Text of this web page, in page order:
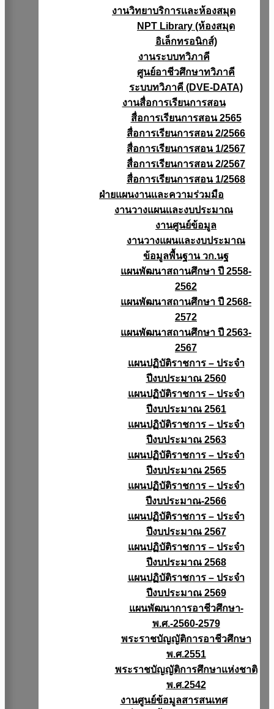
งานวิทยาบริการเเละห้องสมุด
NPT Library (ห้องสมุด
อิเล็กทรอนิกส์)
งานระบบทวิภาคี
ศูนย์อาชีวศึกษาทวิภาคี
ระบบทวิภาคี (DVE-DATA)
งานสื่อการเรียนการสอน
สื่อการเรียนการสอน 2565
สื่อการเรียนการสอน 2/2566
สื่อการเรียนการสอน 1/2567
สื่อการเรียนการสอน 2/2567
สื่อการเรียนการสอน 1/2568
ฝ่ายแผนงานเเละความร่วมมือ
งานวางแผนเเละงบประมาณ
งานศูนย์ข้อมูล
งานวางแผนและงบประมาณ
ข้อมูลพื้นฐาน วก.นฐ
แผนพัฒนาสถานศึกษา ปี 2558-
2562
แผนพัฒนาสถานศึกษา ปี 2568-
2572
แผนพัฒนาสถานศึกษา ปี 2563-
2567
แผนปฏิบัติราชการ – ประจำ
ปีงบประมาณ 2560
แผนปฏิบัติราชการ – ประจำ
ปีงบประมาณ 2561
แผนปฏิบัติราชการ – ประจำ
ปีงบประมาณ 2563
แผนปฏิบัติราชการ – ประจำ
ปีงบประมาณ 2565
แผนปฏิบัติราชการ – ประจำ
ปีงบประมาณ-2566
แผนปฏิบัติราชการ – ประจำ
ปีงบประมาณ 2567
แผนปฏิบัติราชการ – ประจำ
ปีงบประมาณ 2568
แผนปฏิบัติราชการ – ประจำ
ปีงบประมาณ 2569
แผนพัฒนาการอาชีวศึกษา-
พ.ศ.-2560-2579
พระราชบัญญัติการอาชีวศึกษา
พ.ศ.2551
พระราชบัญญัติการศึกษาแห่งชาติ
พ.ศ.2542
งานศูนย์ข้อมูลสารสนเทศ